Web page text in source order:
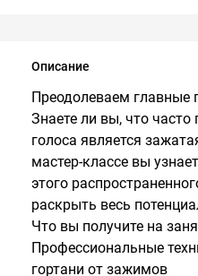
Описание
Преодолеваем главные
Знаете ли вы, что часто
голоса является
мастер-классе вы
этого
раскрыть весь
Что вы получите на
Профессиональные
гортани от зажимов